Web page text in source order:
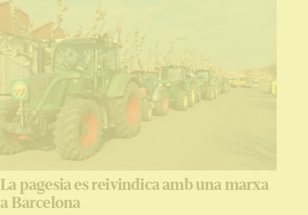
La pagesia es reivindica amb una marxa
a Barcelona